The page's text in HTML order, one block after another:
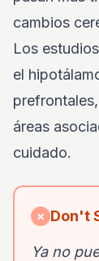
cambios
Los
el
áreas
cuidado.
✗ Don't
Ya no